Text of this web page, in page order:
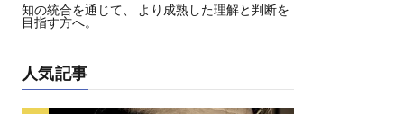
知の統合を通じて、 より成熟した理解と判断を
目指す方へ。
人気記事